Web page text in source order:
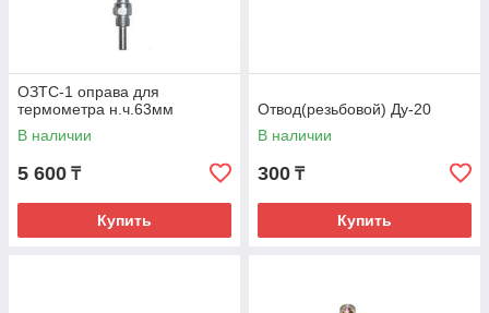
ОЗТС-1 оправа для
термометра н.ч.63мм
В наличии
5 600 ₸
Купить
Отвод(резьбовой) Ду-20
В наличии
300 ₸
Купить